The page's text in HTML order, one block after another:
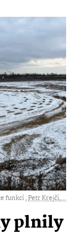
funkcí ,Petr Krejčí,...
plnily